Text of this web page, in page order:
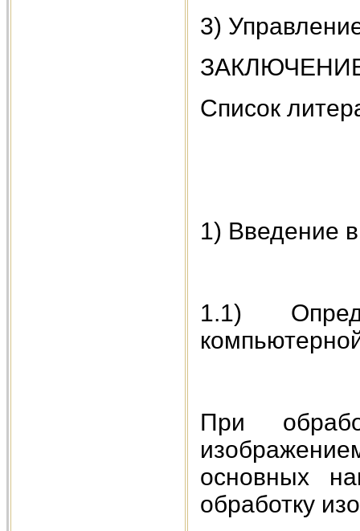
3)
Список
1) Введение
1.1)
При
основных
обработку